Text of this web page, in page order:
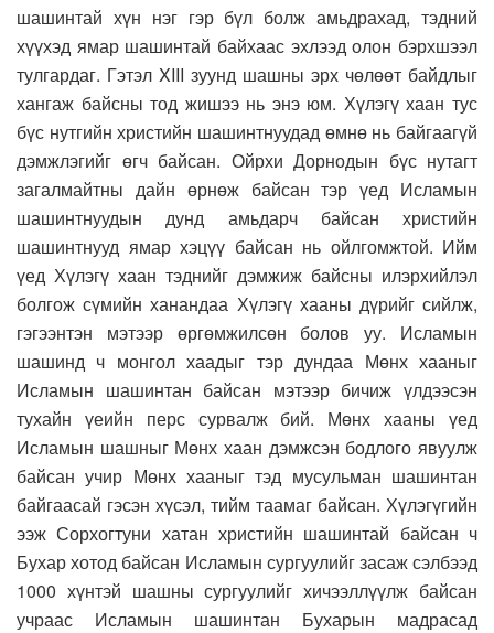
шашинтай хүн нэг гэр бүл болж амьдрахад, тэдний
хүүхэд ямар шашинтай байхаас эхлээд олон бэрхшээл
тулгардаг. Гэтэл XIII зуунд шашны эрх чөлөөт байдлыг
хангаж байсны тод жишээ нь энэ юм. Хүлэгү хаан тус
бүс нутгийн христийн шашинтнуудад өмнө нь байгаагүй
дэмжлэгийг өгч байсан. Ойрхи Дорнодын бүс нутагт
загалмайтны дайн өрнөж байсан тэр үед Исламын
шашинтнуудын дунд амьдарч байсан христийн
шашинтнууд ямар хэцүү байсан нь ойлгомжтой. Ийм
үед Хүлэгү хаан тэднийг дэмжиж байсны илэрхийлэл
болгож сүмийн ханандаа Хүлэгү хааны дүрийг сийлж,
гэгээнтэн мэтээр өргөмжилсөн болов уу. Исламын
шашинд ч монгол хаадыг тэр дундаа Мөнх хааныг
Исламын шашинтан байсан мэтээр бичиж үлдээсэн
тухайн үеийн перс сурвалж бий. Мөнх хааны үед
Исламын шашныг Мөнх хаан дэмжсэн бодлого явуулж
байсан учир Мөнх хааныг тэд мусульман шашинтан
байгаасай гэсэн хүсэл, тийм таамаг байсан. Хүлэгүгийн
ээж Сорхогтуни хатан христийн шашинтай байсан ч
Бухар хотод байсан Исламын сургуулийг засаж сэлбээд
1000 хүнтэй шашны сургуулийг хичээллүүлж байсан
учраас Исламын шашинтан Бухарын мадрасад